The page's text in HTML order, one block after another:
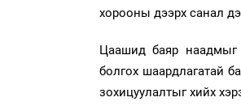
хорооны дээрх санал
Цаашид баяр наадмыг
болгох шаардлагатай
зохицуулалтыг хийх